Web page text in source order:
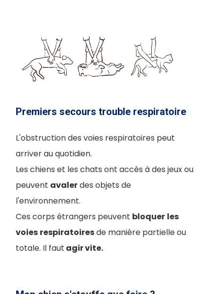
Premiers secours trouble respiratoire
L'obstruction des voies respiratoires peut
arriver au quotidien.
Les chiens et les chats ont accès à des jeux ou
peuvent avalerdes objets de
l'environnement.
Ces corps étrangers peuvent bloquer les
voies respiratoiresde manière partielle ou
totale. Il faut agir vite.